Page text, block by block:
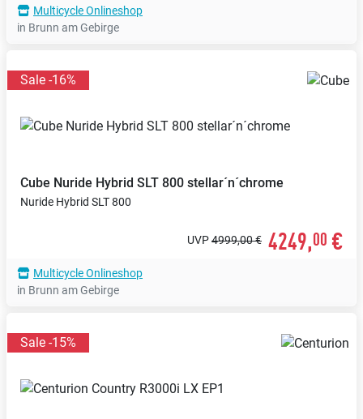
Multicycle Onlineshop
in Brunn am Gebirge
Sale -16%
Cube Nuride Hybrid SLT 800 stellar´n´chrome
Nuride Hybrid SLT 800
UVP4999,00 € 4249,00 €
Multicycle Onlineshop
in Brunn am Gebirge
Sale -15%